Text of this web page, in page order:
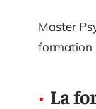
Master
formation
La